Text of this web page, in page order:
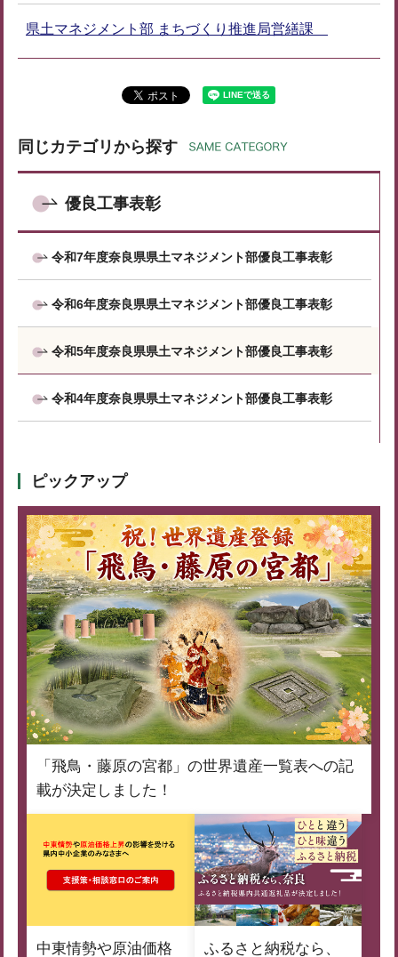
県土マネジメント部 まちづくり推進局営繕課
同じカテゴリから探す
優良工事表彰
令和7年度奈良県県土マネジメント部優良工事表彰
令和6年度奈良県県土マネジメント部優良工事表彰
令和5年度奈良県県土マネジメント部優良工事表彰
令和4年度奈良県県土マネジメント部優良工事表彰
ピックアップ
「飛鳥・藤原の宮都」の世界遺産一覧表への記
載が決定しました！
中東情勢や原油価格
ふるさと納税なら、